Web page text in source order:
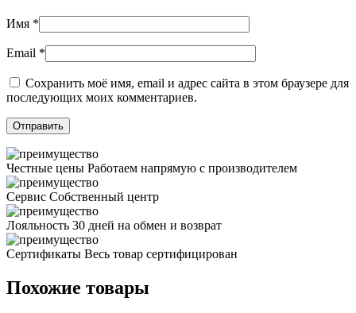
Имя *
Email *
Сохранить моё имя, email и адрес сайта в этом браузере для
последующих моих комментариев.
Честные цены Работаем напрямую с производителем
Сервис Собственный центр
Лояльность 30 дней на обмен и возврат
Сертификаты Весь товар сертифицирован
Похожие товары